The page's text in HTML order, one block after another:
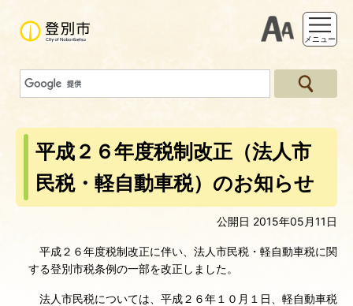
支援ツー
メニュー
平成２６年度税制改正（法人市
民税・軽自動車税）のお知らせ
公開日 2015年05月11日
平成２６年度税制改正に伴い、法人市民税・軽自動車税に関
する登別市税条例の一部を改正しました。
法人市民税については、平成２６年１０月１日、軽自動車税